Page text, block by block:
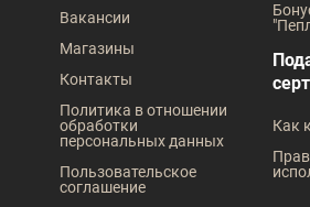
Вакансии
Магазины
Контакты
Политика в отношении
обработки
персональных данных
Пользовательское
соглашение
Как